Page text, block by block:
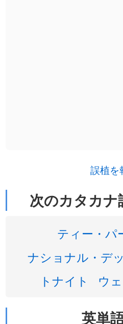
誤植を
次のカタカナ
ティー・パ
ナショナル・デ
トナイト
ウ
英単